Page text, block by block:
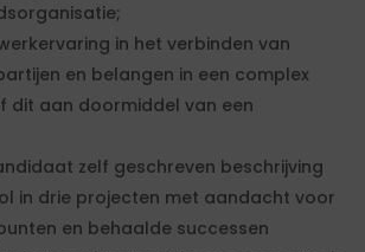
in het verbinden van
en belangen in een complex
dit aan doormiddel van een
zelf geschreven beschrijving
in drie projecten met aandacht voor
en behaalde successen